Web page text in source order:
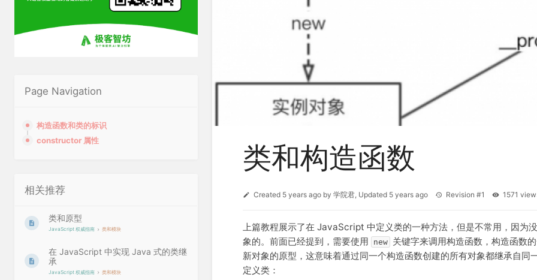
类和构造函数
Created 5 years ago by 学院君, Updated 5 years ago Revision #1 1571
上篇教程展示了在 JavaScript 中定义类的一种方法，但是不常用，因为
象的。前面已经提到，需要使用
new 关键字来调用构造函数，构造函数
新对象的原型，这意味着通过同一个构造函数创建的所有对象都继承自
定义类：
Page Navigation
构造函数和类的标识
constructor 属性
相关推荐
类和原型
JavaScript 权威指南 类和模块
在 JavaScript 中实现 Java 式的类继
承
JavaScript 权威指南 类和模块